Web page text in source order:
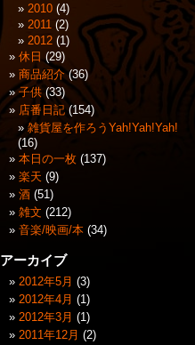
2010 (4)
2011 (2)
2012 (1)
休日 (29)
商品紹介(36)
子供 (33)
店番日記(154)
雑貨屋を作ろうYah!Yah!Yah!
(16)
本日の一枚 (137)
楽天 (9)
酒 (51)
雑文 (212)
音楽/映画/本 (34)
アーカイブ
2012年5月 (3)
2012年4月 (1)
2012年3月 (1)
2011年12月 (2)